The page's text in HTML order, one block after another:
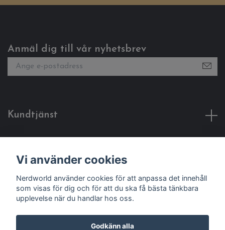
Anmäl dig till vår nyhetsbrev
Kundtjänst
Sociala medier
Vi använder cookies
Nerdworld använder cookies för att anpassa det innehåll
som visas för dig och för att du ska få bästa tänkbara
upplevelse när du handlar hos oss.
Godkänn alla